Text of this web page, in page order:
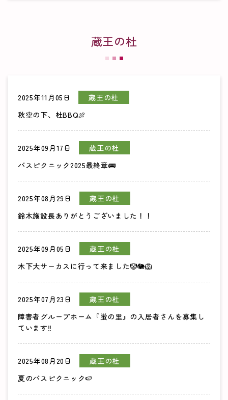
蔵王の杜
2025年11月05日
蔵王の杜
秋空の下、杜BBQ🍖
2025年09月17日
蔵王の杜
バスピクニック2025最終章🚌
2025年08月29日
蔵王の杜
鈴木施設長ありがとうございました！！
2025年09月05日
蔵王の杜
木下大サーカスに行って来ました🤡🐘🦁
2025年07月23日
蔵王の杜
障害者グループホーム『蛍の里』の入居者さんを募集し
ています‼
2025年08月20日
蔵王の杜
夏のバスピクニック🍉